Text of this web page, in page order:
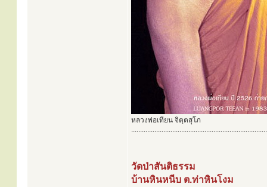
หลวงพ่อเทียน จิตฺตสุโภ
............................................................................
วัดป่าสันติธรรม
บ้านหินหนีบ ต.ท่าหินโงม